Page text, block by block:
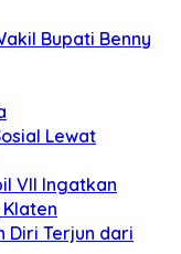
Bupati Benny
Lewat
VII Ingatkan
Diri Terjun dari